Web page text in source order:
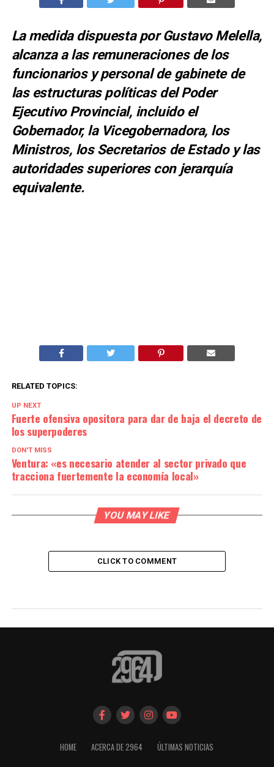
La medida dispuesta por Gustavo Melella,
alcanza a las remuneraciones de los
funcionarios y personal de gabinete de
las estructuras políticas del Poder
Ejecutivo Provincial, incluido el
Gobernador, la Vicegobernadora, los
Ministros, los Secretarios de Estado y las
autoridades superiores con jerarquía
equivalente.
RELATED TOPICS:
UP NEXT
Fuerte ofensiva opositora para dar de baja el decreto de
los superpoderes
DON'T MISS
Ventura: «es necesario atender al sector privado que
tracciona fuertemente la economía local»
YOU MAY LIKE
CLICK TO COMMENT
HOME ACERCA DE 2964 ÚLTIMAS NOTICIAS